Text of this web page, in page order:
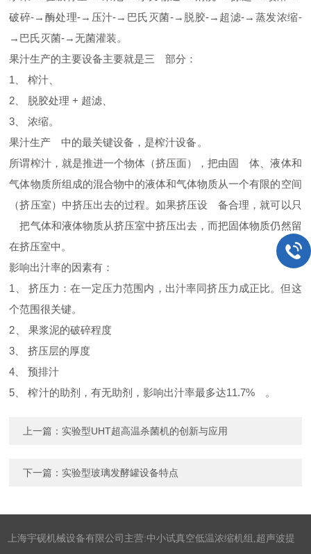
破碎-→酶处理-→ 压汁-→巴氏灭菌-→脱胶-→超滤-→蒸发浓缩-
→ 巴氏灭菌-→无菌灌装。
果汁生产的主要设备主要就是三
部分：
1、 榨汁、
2、 脱胶处理 + 超滤、
3、 浓缩。
果汁生产
中的最关键设备 ，是榨汁设备 。
所谓榨汁，就是推进一个物体（挤压面），把由固
体、液体和
气体物质所组成的混合物中的液体和气体物质从一个有限的空间
（挤压室）中挤压出去的过程。如果挤压设
备合理，就可以只
把气体和液体物质从挤压室中挤压出去，而把固体物质仍然留
在挤压室中。
影响出汁率的因素有：
1、 挤压力：在一定压力范围内，出汁率同挤压力成正比。但这
个范围很关键。
2 、 果浆泥的破碎程度
3、 挤压层的厚度
4、 预排汁
5、 榨汁的助剂，有无助剂，影响出汁率最多达11.7% 。
上一篇： 实验型UHT超高温杀菌机的创新与应用
下一篇： 实验型玻璃发酵罐设备特点
上海宇砚机械设备有限公司主营:中小试真空低温浓缩机组,超声波提